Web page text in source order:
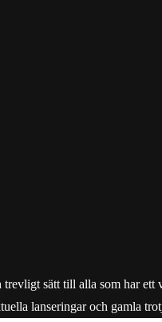
sätt till alla som har
lanseringar och gamla